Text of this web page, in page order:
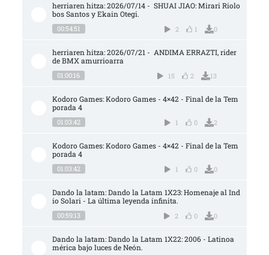
herriaren hitza: 2026/07/14 -  SHUAI JIAO: Mirari Riolo
bos Santos y Ekain Otegi.
00:54:51 2 1 0
herriaren hitza: 2026/07/21 -  ANDIMA ERRAZTI, rider
de BMX amurrioarra
01:00:16 15 2 13
Kodoro Games: Kodoro Games - 4×42 - Final de la Tem
porada 4
01:03:42 1 0 2
Kodoro Games: Kodoro Games - 4×42 - Final de la Tem
porada 4
01:03:42 1 0 0
Dando la latam: Dando la Latam 1X23: Homenaje al Ind
io Solari - La última leyenda infinita.
00:59:13 2 0 0
Dando la latam: Dando la Latam 1X22: 2006 - Latinoa
mérica bajo luces de Neón.